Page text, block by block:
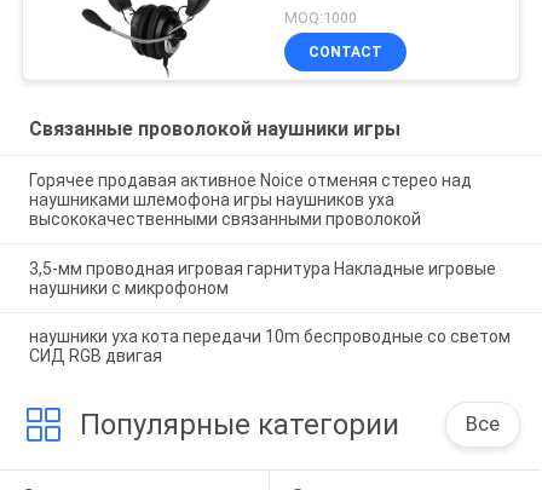
MOQ:1000
CONTACT
Связанные проволокой наушники игры
Горячее продавая активное Noice отменяя стерео над
наушниками шлемофона игры наушников уха
высококачественными связанными проволокой
3,5-мм проводная игровая гарнитура Накладные игровые
наушники с микрофоном
наушники уха кота передачи 10m беспроводные со светом
СИД RGB двигая
Популярные категории Все